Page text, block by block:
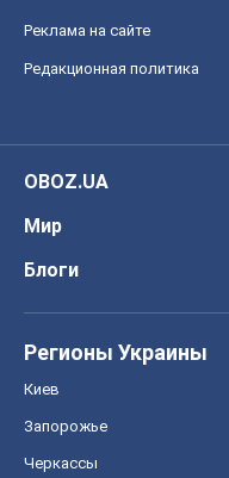
Реклама на сайте
Редакционная политика
OBOZ.UA
Мир
Блоги
Регионы Украины
Киев
Запорожье
Черкассы